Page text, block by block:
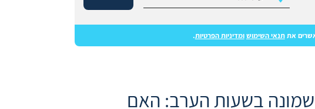
אתתנאי השימושומדיניות הפרטיות.
שמונה בשעות הערב: האם